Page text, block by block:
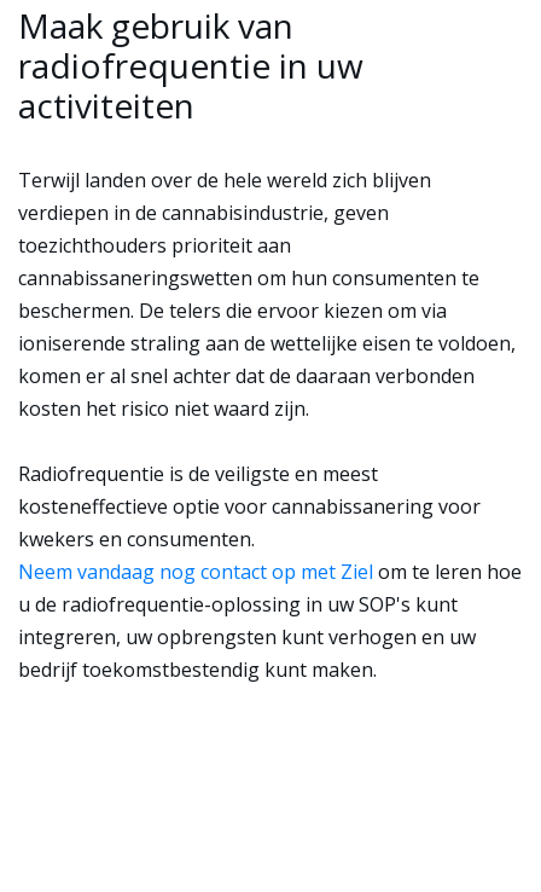
Maak gebruik van
radiofrequentie in uw
activiteiten
Terwijl landen over de hele wereld zich blijven
verdiepen in de cannabisindustrie, geven
toezichthouders prioriteit aan
cannabissaneringswetten om hun consumenten te
beschermen. De telers die ervoor kiezen om via
ioniserende straling aan de wettelijke eisen te voldoen,
komen er al snel achter dat de daaraan verbonden
kosten het risico niet waard zijn.
Radiofrequentie is de veiligste en meest
kosteneffectieve optie voor cannabissanering voor
kwekers en consumenten.
Neem vandaag nog contact op met Ziel om te leren hoe
u de radiofrequentie-oplossing in uw SOP's kunt
integreren, uw opbrengsten kunt verhogen en uw
bedrijf toekomstbestendig kunt maken.